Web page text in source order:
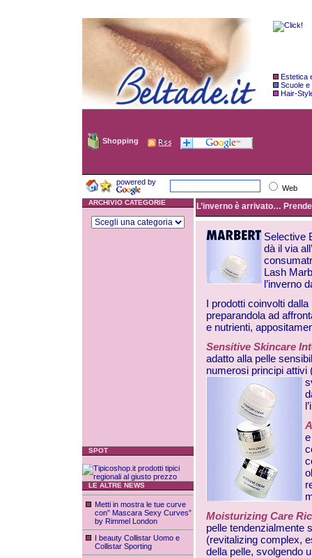
Estetica
Scuole e
Hair-
Shopping
powered by
Web
ARCHIVIO CATEGORIE
SPOT
LE ALTRE NEWS
Metti in mostra le tue curve
con” Mascara Sexy Curves”
by Rimmel London
I beauty Collistar Uomo e
Collistar Sporting
L’inverno è arrivato…
Selective
dà il via
Lash
l’inverno
I prodotti coinvolti
preparandola ad
e nutrienti,
Sensitive Skincare
adatto alla pelle
numerosi principi attivi
Moisturizing Care
pelle tendenzialmente
(revitalizing complex,
della pelle, svolgendo